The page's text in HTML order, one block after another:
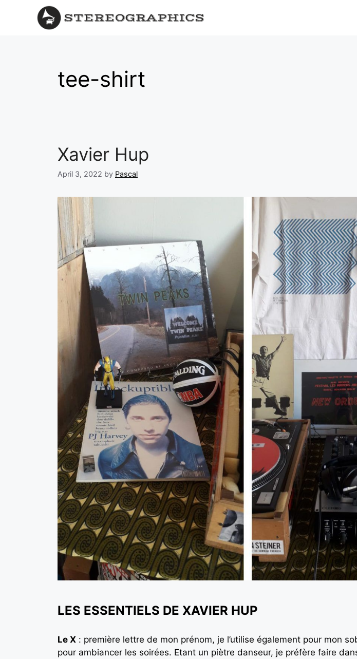
tee-shirt
Xavier Hup
April 3, 2022 by Pascal
LES ESSENTIELS DE XAVIER HUP
Le X : première lettre de mon prénom, je l’utilise également pour mon
pour ambiancer les soirées. Etant un piètre danseur, je préfère faire